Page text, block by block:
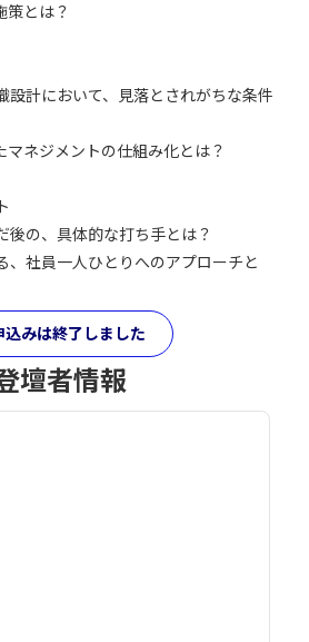
策とは？
設計において、見落とされがちな条件
マネジメントの仕組み化とは？
後の、具体的な打ち手とは？
、社員一人ひとりへのアプローチと
込みは終了しました
壇者情報